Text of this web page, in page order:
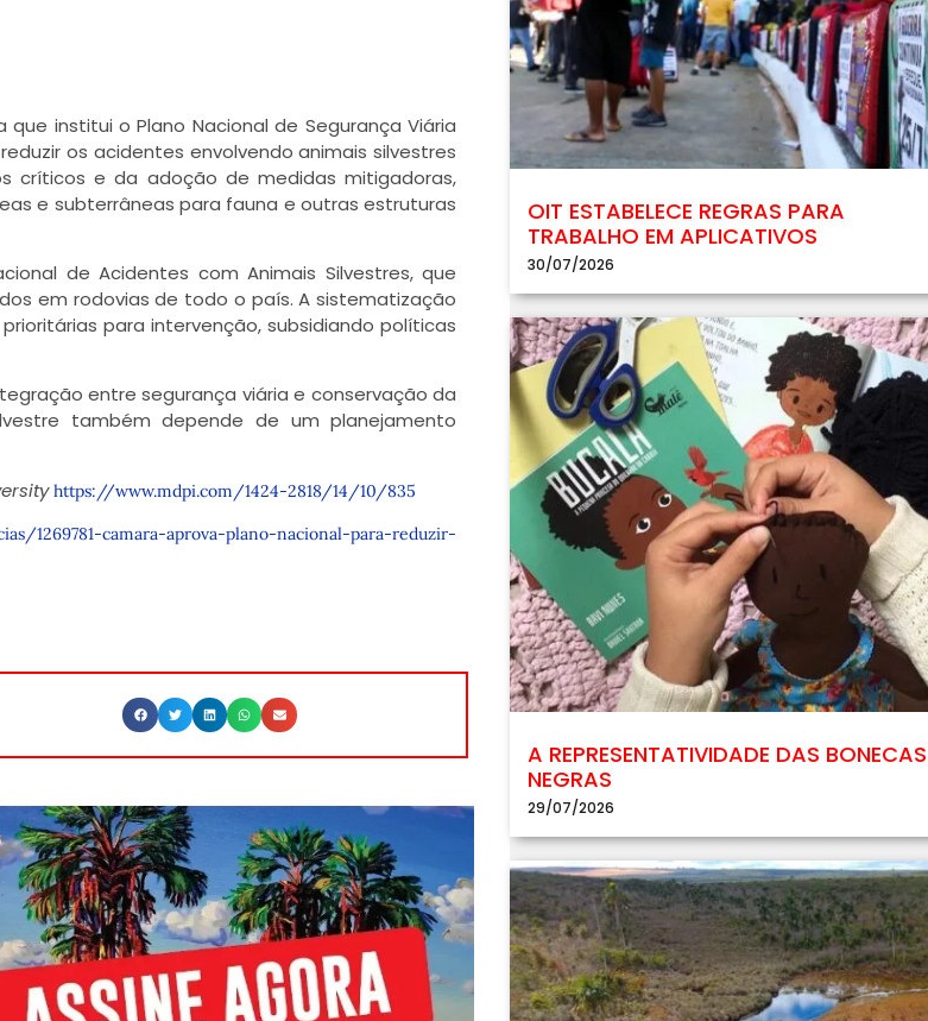
institui o Plano Nacional de Segurança Viária
os acidentes envolvendo animais silvestres
críticos e da adoção de medidas mitigadoras,
e subterrâneas para fauna e outras estruturas
de Acidentes com Animais Silvestres, que
em rodovias de todo o país. A sistematização
para intervenção, subsidiando políticas
entre segurança viária e conservação da
também depende de um planejamento
https://www.mdpi.com/1424-2818/14/10/835
1269781-camara-aprova-plano-nacional-para-reduzir-
OIT ESTABELECE REGRAS PARA
TRABALHO EM APLICATIVOS
30/07/2026
A REPRESENTATIVIDADE DAS BONECAS
NEGRAS
29/07/2026